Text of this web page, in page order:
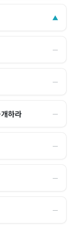
▲
―
―
하라 ―
―
―
―